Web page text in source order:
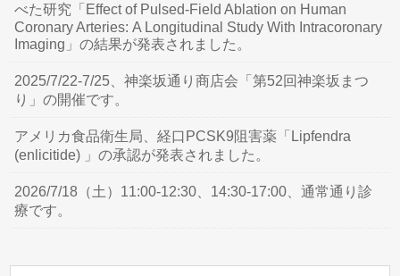
べた研究「Effect of Pulsed-Field Ablation on Human
Coronary Arteries: A Longitudinal Study With Intracoronary
Imaging」の結果が発表されました。
2025/7/22-7/25、神楽坂通り商店会「第52回神楽坂まつ
り」の開催です。
アメリカ食品衛生局、経口PCSK9阻害薬「Lipfendra
(enlicitide) 」の承認が発表されました。
2026/7/18（土）11:00-12:30、14:30-17:00、通常通り診
療です。